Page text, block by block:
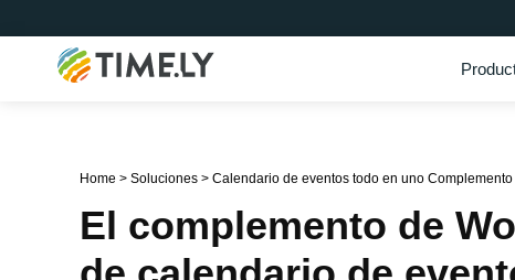
Timely
Home > Soluciones > Calendario de eventos todo en uno
El complemento de